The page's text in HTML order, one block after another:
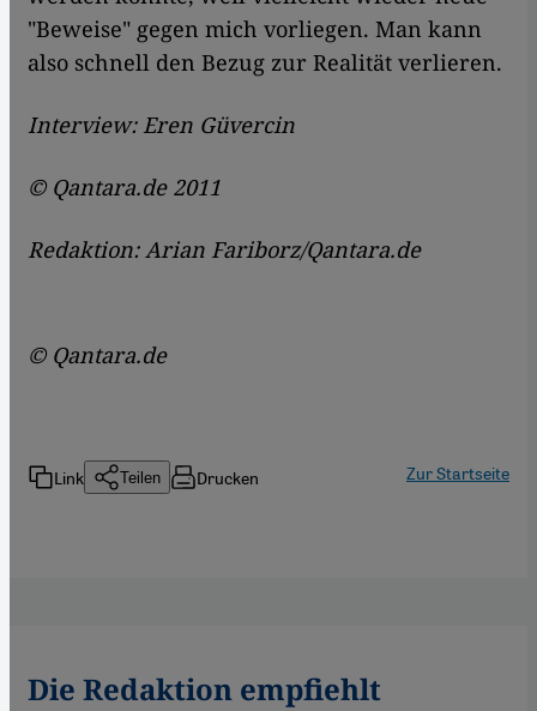
"Beweise" gegen mich vorliegen. Man kann
also schnell den Bezug zur Realität verlieren.
Interview: Eren Güvercin
© Qantara.de 2011
Redaktion: Arian Fariborz/Qantara.de
© Qantara.de
Link Teilen Drucken Zur Startseite
Die Redaktion empfiehlt